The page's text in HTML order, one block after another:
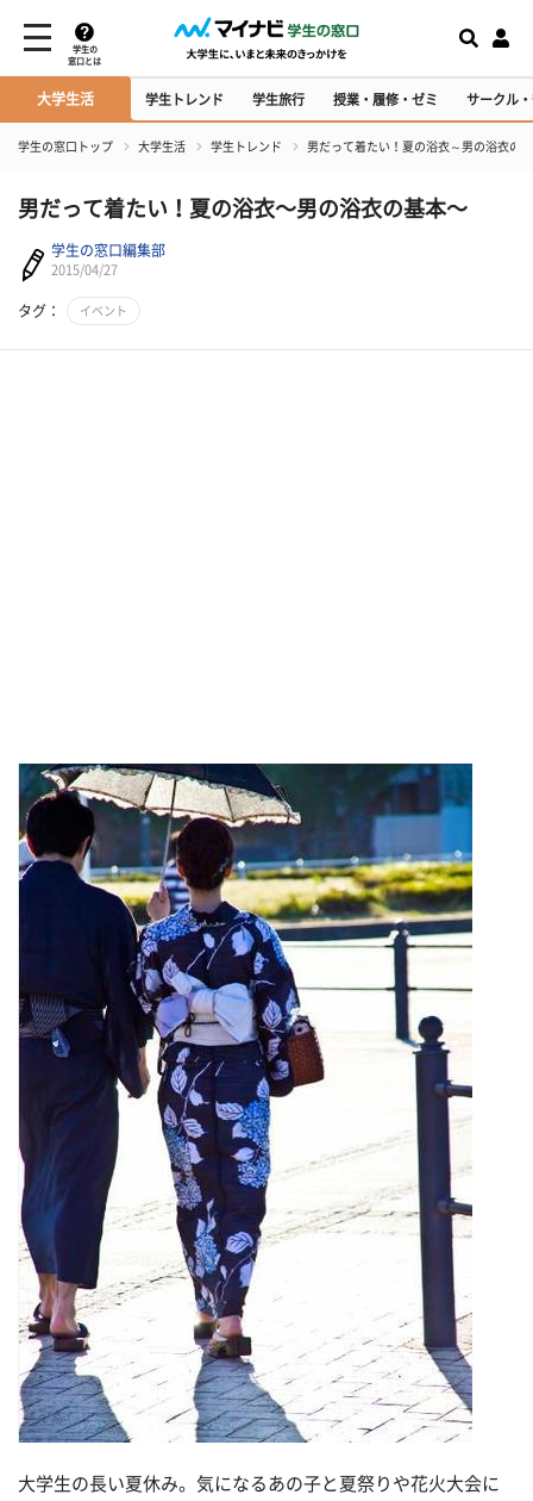
学生の
窓口とは
大学生活 学生トレンド 学生旅行 授業・履修・ゼミ サークル
学生の窓口トップ 大学生活 学生トレンド 男だって着たい！夏の浴衣～男の浴衣の
男だって着たい！夏の浴衣～男の浴衣の基本～
学生の窓口編集部
2015/04/27
タグ： イベント
大学生の長い夏休み。気になるあの子と夏祭りや花火大会に